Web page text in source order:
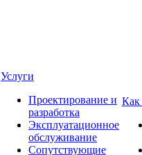
Услуги
Проектирование и
разработка
Эксплуатационное
обслуживание
Сопутствующие
Как